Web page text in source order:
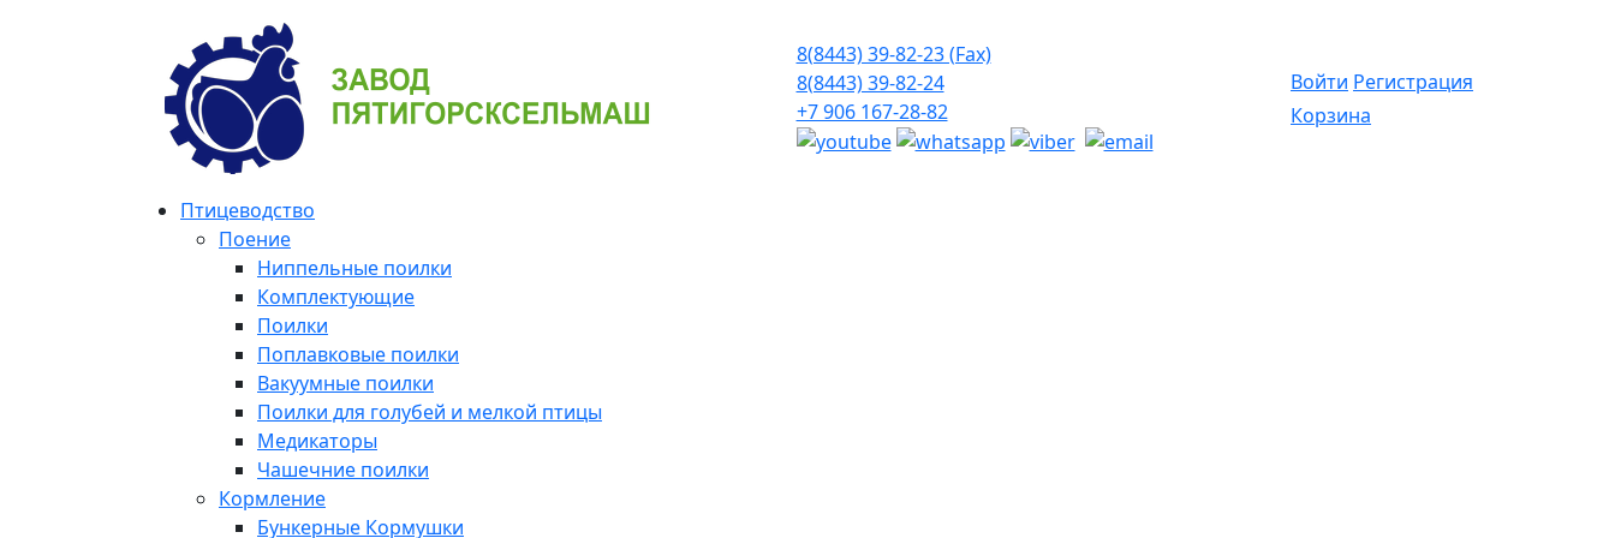
8(8443) 39-82-23 (Fax)
8(8443) 39-82-24
+7 906 167-28-82
Войти Регистрация
Корзина
Птицеводство
Поение
Ниппельные поилки
Комплектующие
Поилки
Поплавковые поилки
Вакуумные поилки
Поилки для голубей и мелкой птицы
Медикаторы
Чашечние поилки
Кормление
Бункерные Кормушки